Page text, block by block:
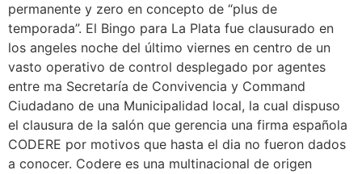
permanente y zero en concepto de “plus de
temporada”. El Bingo para La Plata fue clausurado en
los angeles noche del último viernes en centro de un
vasto operativo de control desplegado por agentes
entre ma Secretaría de Convivencia y Command
Ciudadano de una Municipalidad local, la cual dispuso
el clausura de la salón que gerencia una firma española
CODERE por motivos que hasta el dia no fueron dados
a conocer. Codere es una multinacional de origen